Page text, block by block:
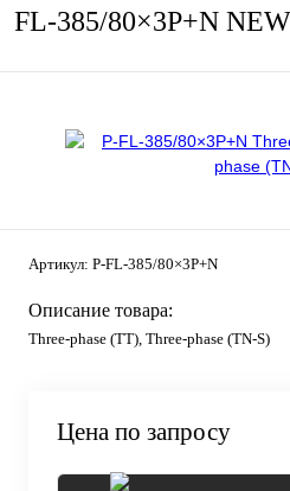
FL-385/80×3P+N
Артикул: P-FL-385/80×3P+N
Описание товара:
Three-phase (TT), Three-phase (TN-S)
Цена по запросу